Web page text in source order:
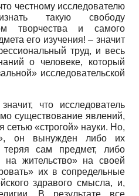
честному исследователю
такую свободу
творчества и самого
его изучения! – значит
труд, и весь
о человеке, который
исследовательской
что исследователь
существование явлений,
сетью «строгой» науки. Но,
он вынужден либо их
теряя сам предмет, либо
жительство» на своей
их в сопредельные
здравого смысла, и,
В результате все